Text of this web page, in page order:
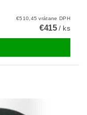
€510,45 vrátane DPH
€415/ ks